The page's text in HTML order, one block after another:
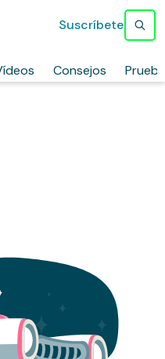
Consejos
Suscríbete